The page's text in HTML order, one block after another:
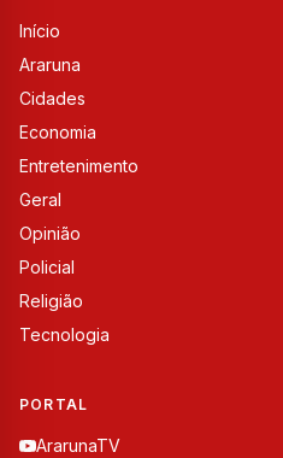
Início
Araruna
Cidades
Economia
Entretenimento
Geral
Opinião
Policial
Religião
Tecnologia
PORTAL
ArarunaTV